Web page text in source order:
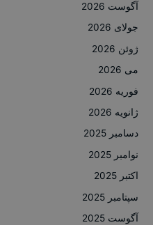
آگوست 2026
جولای 2026
ژوئن 2026
می 2026
فوریه 2026
ژانویه 2026
دسامبر 2025
نوامبر 2025
اکتبر 2025
سپتامبر 2025
آگوست 2025